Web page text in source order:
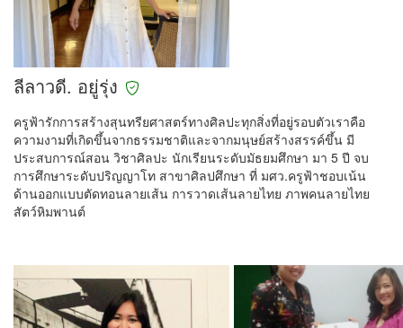
ลีลาวดี. อยู่รุ่ง
ครูฟ้ารักการสร้างสุนทรียศาสตร์ทางศิลปะทุกสิ่งที่อยู่รอบตัวเราคือ
ความงามที่เกิดขึ้นจากธรรมชาติและจากมนุษย์สร้างสรรค์ขึ้น มี
ประสบการณ์สอน วิชาศิลปะ นักเรียนระดับมัธยมศึกษา มา 5 ปี จบ
การศึกษาระดับปริญญาโท สาขาศิลปศึกษา ที่ มศว.ครูฟ้าชอบเน้น
ด้านออกแบบตัดทอนลายเส้น การวาดเส้นลายไทย ภาพคนลายไทย
สัตว์หิมพานต์